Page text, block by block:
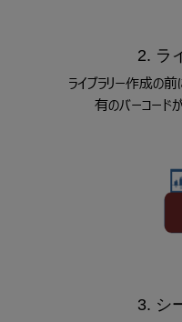
2. ラ
ライブラリー作成の
有のバーコード
3. シ